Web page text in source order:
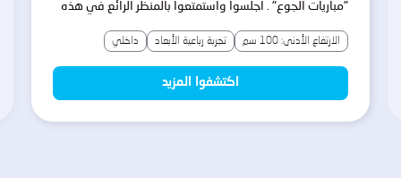
"مباريات الجوع" . اجلسوا واستمتعوا بالمنظر الرائع في هذه
الارتفاع الأدنى: 100 سم تجربة رباعية الأبعاد داخلي
اكتشفوا المزيد